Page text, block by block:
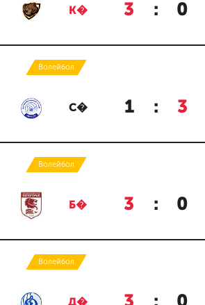
К� 3 : 0
Волейбол
С� 1 : 3
Волейбол
Б� 3 : 0
Волейбол
Д�